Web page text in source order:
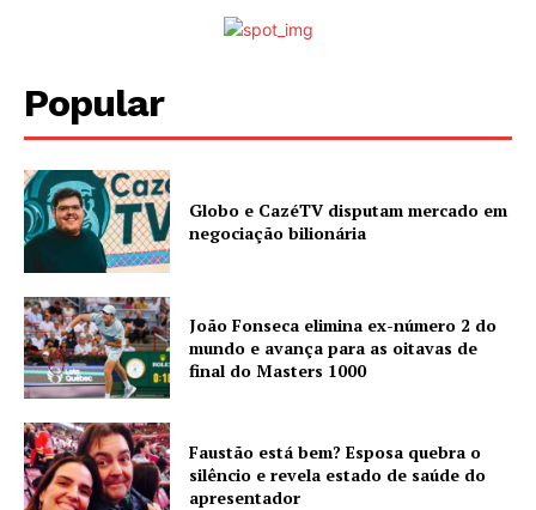
Popular
Globo e CazéTV disputam mercado em
negociação bilionária
João Fonseca elimina ex-número 2 do
mundo e avança para as oitavas de
final do Masters 1000
Faustão está bem? Esposa quebra o
silêncio e revela estado de saúde do
apresentador